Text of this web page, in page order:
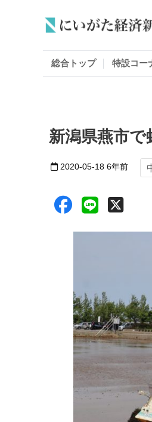
総合トップ 特設コー
新潟県燕市
2020-05-18 6年前